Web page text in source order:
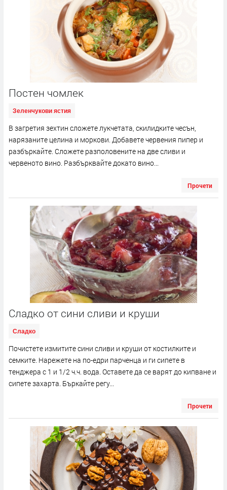
Постен чомлек
Зеленчукови ястия
В загретия зехтин сложете лукчетата, скилидките чесън,
нарязаните целина и моркови. Добавете червения пипер и
разбъркайте. Сложете разполовените на две сливи и
червеното вино. Разбърквайте докато вино...
Прочети
Сладко от сини сливи и круши
Сладко
Почистете измитите сини сливи и круши от костилките и
семките. Нарежете на по-едри парченца и ги сипете в
тенджера с 1 и 1/2 ч.ч. вода. Оставете да се варят до кипване и
сипете захарта. Бъркайте регу...
Прочети